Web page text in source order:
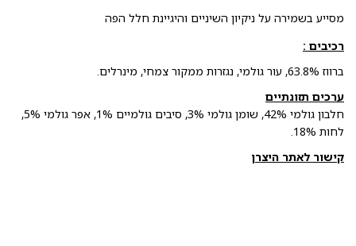
מסייע בשמירה על ניקיון השיניים והיגיינת חלל הפה
רכיבים :
ברווז 63.8%, עור גולמי, נגזרות ממקור צמחי, מינרלים.
ערכים תזונתיים
חלבון גולמי 42%, שומן גולמי 3%, סיבים גולמיים 1%, אפר גולמי 5%,
לחות 18%.
קישור לאתר היצרן